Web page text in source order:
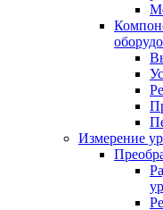
Измерение